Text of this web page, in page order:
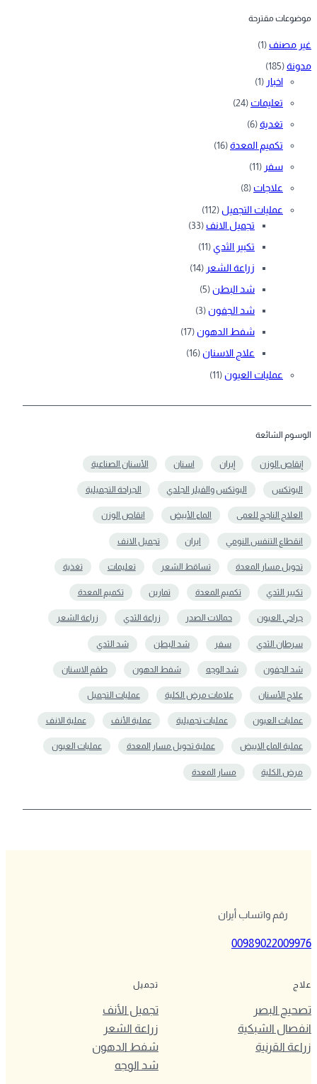
موضوعات مقترحة
غير مصنف (1)
مدونة(185)
اخبار (1)
تعليمات (24)
تغدية(6)
تكميم المعدة(16)
سفر (11)
علاجات (8)
عمليات التجميل (112)
تجميل الانف (33)
تكبير الثدي (11)
زراعة الشعر (14)
شد البطن(5)
شد الجفون (3)
شفط الدهون (17)
علاج الاسنان (16)
عمليات العيون (11)
الوسوم الشائعة
إنقاص الوزن إيران اسنان الأسنان الصناعية
البوتكس البوتكس والفيلر الجلدي الجراحة التجميلية
العلاج الناجح للعمى الماء الأبيض انقاص الوزن
انقطاع التنفس النومي ايران تجميل الانف
تحويل مسار المعدة تساقط الشعر تعلیمات تغذية
تكبير الثدي تكميم المعدة تمارين تکمیم المعدة
جراحي العيون حمالات الصدر زراعة الثدي زراعة الشعر
سرطان الثدي سفر شد البطن شد الثدي
شد الجفون شد الوجه شفط الدهون طقم الاسنان
علاج الأسنان علامات مرض الكلية عمليات التجميل
عمليات العيون عمليات تجميلية عملية الأنف عملية الانف
عملية الماء الابيض عملية تحويل مسار المعدة عملیات العیون
مرض الكلية مسار المعدة
رقم واتساب أيران
00989022009976
علاج
تصحيح البصر
انفصال الشبكية
زراعة القرنية
تجميل
تجميل الأنف
زراعة الشعر
شفط الدهون
شد الوجه